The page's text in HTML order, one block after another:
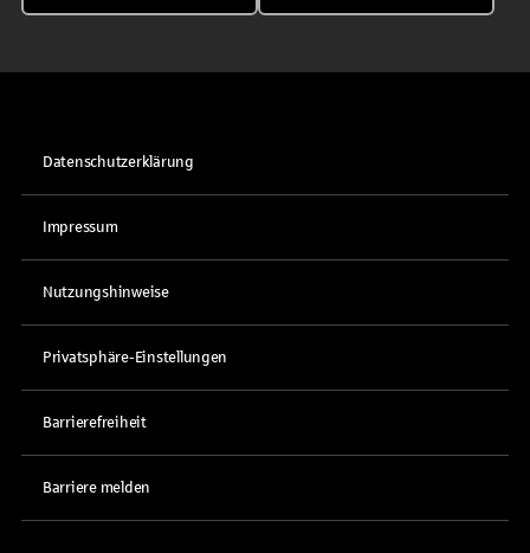
Datenschutzerklärung
Impressum
Nutzungshinweise
Privatsphäre-Einstellungen
Barrierefreiheit
Barriere melden